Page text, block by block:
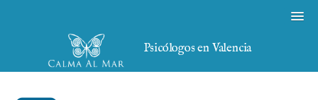
Psicólogos en Valencia